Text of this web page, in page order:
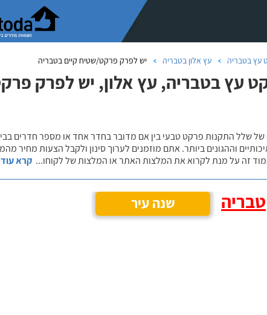
עץ בטבריה עץ אלון בטבריה יש לפרק פרקט/שטיח קיים בטבריה
עץ בטבריה, עץ אלון, יש לפרק
של שלל התקנות פרקט טבעי בין אם מדובר בחדר אחד או מספר חדרים
וההגונים ביותר. אתם מוזמנים לערוך סינון ולקבל הצעות מחיר
זה על מנת לקרוא את המלצות האתר או המלצות של לקוחו... קרא עוד
טבריה שנה עיר